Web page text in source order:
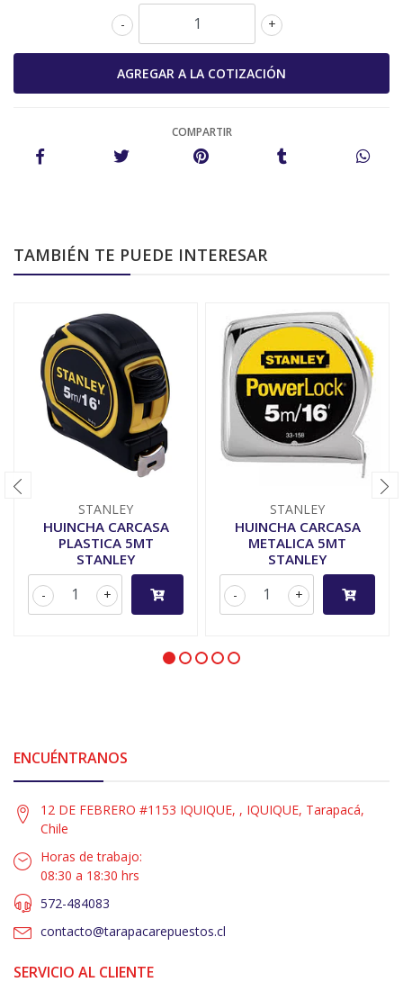
+
-
COMPARTIR
TAMBIÉN TE PUEDE INTERESAR
STANLEY
HUINCHA CARCASA
PLASTICA 5MT
STANLEY
+
-
STANLEY
HUINCHA CARCASA
METALICA 5MT
STANLEY
+
-
ENCUÉNTRANOS
12 DE FEBRERO #1153 IQUIQUE, , IQUIQUE, Tarapacá,
Chile
Horas de trabajo:
08:30 a 18:30 hrs
572-484083
contacto@tarapacarepuestos.cl
SERVICIO AL CLIENTE